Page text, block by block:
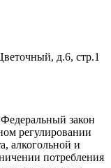
д.6, стр.1
закон
регулировании
алкогольной и
потребления